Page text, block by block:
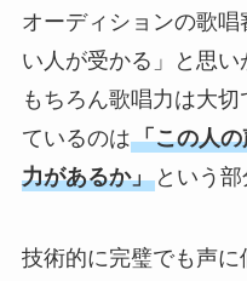
オーディションの歌
い人が受かる」と思い
もちろん歌唱力は大
ているのは「この人
力があるか」という部
技術的に完璧でも声に